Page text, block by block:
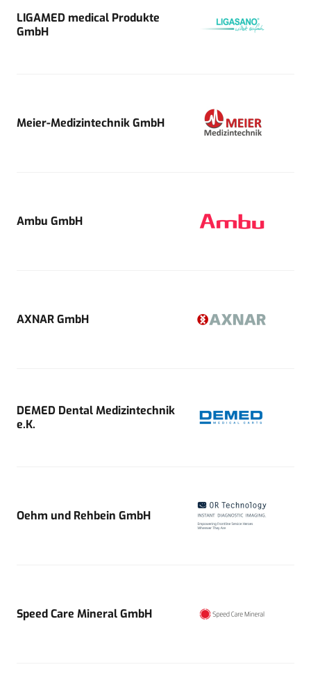
LIGAMED medical Produkte
GmbH
Meier-Medizintechnik GmbH
Ambu GmbH
AXNAR GmbH
DEMED Dental Medizintechnik
e.K.
Oehm und Rehbein GmbH
Speed Care Mineral GmbH